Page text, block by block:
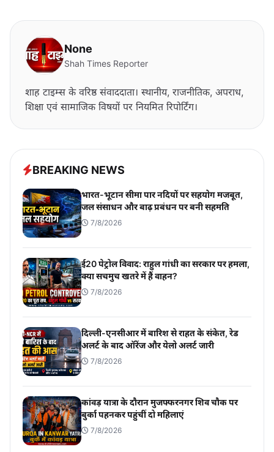
None
Shah Times Reporter
शाह टाइम्स के वरिष्ठ संवाददाता। स्थानीय, राजनीतिक, अपराध,
शिक्षा एवं सामाजिक विषयों पर नियमित रिपोर्टिंग।
BREAKING NEWS
भारत-भूटान सीमा पार नदियों पर सहयोग मजबूत,
जल संसाधन और बाढ़ प्रबंधन पर बनी सहमति
7/8/2026
ई20 पेट्रोल विवाद: राहुल गांधी का सरकार पर हमला,
क्या सचमुच खतरे में हैं वाहन?
7/8/2026
दिल्ली-एनसीआर में बारिश से राहत के संकेत, रेड
अलर्ट के बाद ऑरेंज और येलो अलर्ट जारी
7/8/2026
कांवड़ यात्रा के दौरान मुजफ्फरनगर शिव चौक पर
बुर्का पहनकर पहुंचीं दो महिलाएं
7/8/2026